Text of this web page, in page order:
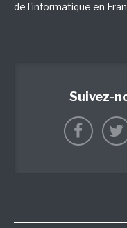
de l'informatique en
Suivez-